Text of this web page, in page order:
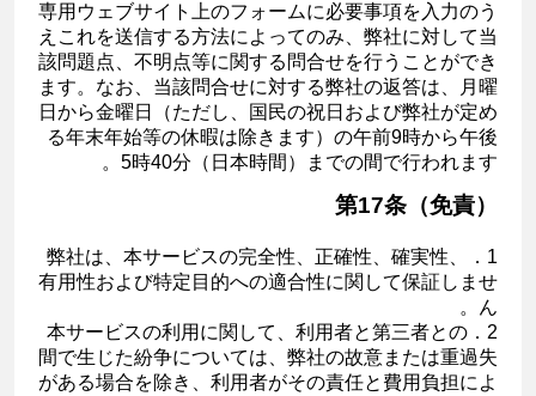
専用ウェブサイト上のフォームに必要事項を入力のう
えこれを送信する方法によってのみ、弊社に対して当
該問題点、不明点等に関する問合せを行うことができ
ます。なお、当該問合せに対する弊社の返答は、月曜
日から金曜日（ただし、国民の祝日および弊社が定め
る年末年始等の休暇は除きます）の午前9時から午後
5時40分（日本時間）までの間で行われます。
第17条（免責）
1．弊社は、本サービスの完全性、正確性、確実性、
有用性および特定目的への適合性に関して保証しませ
ん。
2．本サービスの利用に関して、利用者と第三者との
間で生じた紛争については、弊社の故意または重過失
がある場合を除き、利用者がその責任と費用負担によ